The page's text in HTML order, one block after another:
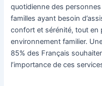
quotidienne des
familles ayant besoin
confort et sérénité, tout en
environnement familier.
85% des Français
l’importance de ces